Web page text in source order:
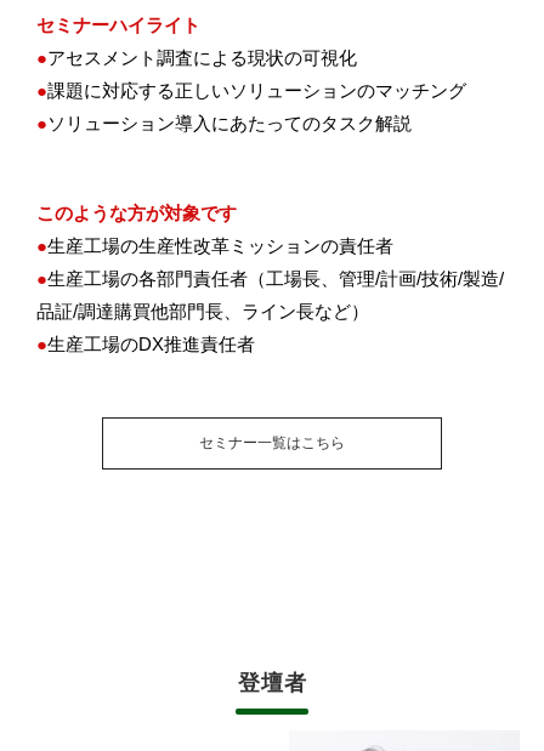
セミナーハイライト
●アセスメント調査による現状の可視化
●課題に対応する正しいソリューションのマッチング
●ソリューション導入にあたってのタスク解説
このような方が対象です
●生産工場の生産性改革ミッションの責任者
●生産工場の各部門責任者（工場長、管理/計画/技術/製造/
品証/調達購買他部門長、ライン長など）
●生産工場のDX推進責任者
セミナー一覧はこちら
登壇者